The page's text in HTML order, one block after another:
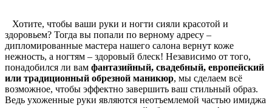
Хотите, чтобы ваши руки и ногти сияли красотой и
здоровьем? Тогда вы попали по верному адресу –
дипломированные мастера нашего салона вернут коже
нежность, а ногтям – здоровый блеск! Независимо от того,
понадобился ли вам фантазийный, свадебный, европейский
или традиционный обрезной маникюр, мы сделаем всё
возможное, чтобы эффектно завершить ваш стильный образ.
Ведь ухоженные руки являются неотъемлемой частью имиджа